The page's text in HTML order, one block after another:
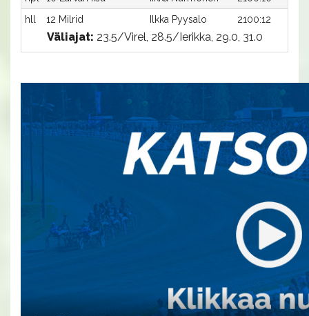
hll
12 Milrid Ilkka Pyysalo 2100:12
Väliajat: 23.5/Virel, 28.5/Ierikka, 29.0, 31.0